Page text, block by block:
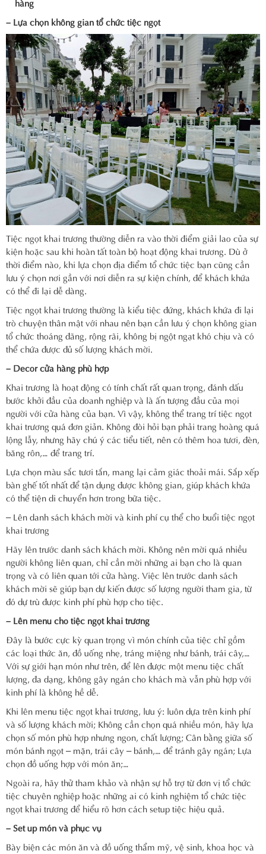
– Lựa chọn không gian tổ chức tiệc ngọt
Tiệc ngọt khai trương thường diễn ra vào thời điểm giải lao của sự
kiện hoặc sau khi hoàn tất toàn bộ hoạt động khai trương. Dù ở
thời điểm nào, khi lựa chọn địa điểm tổ chức tiệc bạn cũng cần
lưu ý chọn nơi gần với nơi diễn ra sự kiện chính, để khách khứa
có thể đi lại dễ dàng.
Tiệc ngọt khai trương thường là kiểu tiệc đứng, khách khứa đi lại
trò chuyện thân mật với nhau nên bạn cần lưu ý chọn không gian
tổ chức thoáng đãng, rộng rãi, không bị ngột ngạt khó chịu và có
thể chứa được đủ số lượng khách mời.
– Decor cửa hàng phù hợp
Khai trương là hoạt động có tính chất rất quan trọng, đánh dấu
bước khởi đầu của doanh nghiệp và là ấn tượng đầu của mọi
người với cửa hàng của bạn. Vì vậy, không thể trang trí tiệc ngọt
khai trương quá đơn giản. Không đòi hỏi bạn phải trang hoàng quá
lộng lẫy, nhưng hãy chú ý các tiểu tiết, nên có thêm hoa tươi, đèn,
băng rôn,… để trang trí.
Lựa chọn màu sắc tươi tắn, mang lại cảm giác thoải mái. Sắp xếp
bàn ghế tốt nhất để tận dụng được không gian, giúp khách khứa
có thể tiện di chuyển hơn trong bữa tiệc.
– Lên danh sách khách mời và kinh phí cụ thể cho buổi tiệc ngọt
khai trương
Hãy lên trước danh sách khách mời. Không nên mời quá nhiều
người không liên quan, chỉ cần mời những ai bạn cho là quan
trọng và có liên quan tới cửa hàng. Việc lên trước danh sách
khách mời sẽ giúp bạn dự kiến được số lượng người tham gia, từ
đó dự trù được kinh phí phù hợp cho tiệc.
– Lên menu cho tiệc ngọt khai trương
Đây là bước cực kỳ quan trọng vì món chính của tiệc chỉ gồm
các loại thức ăn, đồ uống nhẹ, tráng miệng như bánh, trái cây,…
Với sự giới hạn món như trên, để lên được một menu tiệc chất
lượng, đa dạng, không gây ngán cho khách mà vẫn phù hợp với
kinh phí là không hề dễ.
Khi lên menu tiệc ngọt khai trương, lưu ý: luôn dựa trên kinh phí
và số lượng khách mời; Không cần chọn quá nhiều món, hãy lựa
chọn số món phù hợp nhưng ngon, chất lượng; Cân bằng giữa số
món bánh ngọt – mặn, trái cây – bánh,… để tránh gây ngán; Lựa
chọn đồ uống hợp với món ăn;…
Ngoài ra, hãy thử tham khảo và nhận sự hỗ trợ từ đơn vị tổ chức
tiệc chuyên nghiệp hoặc những ai có kinh nghiệm tổ chức tiệc
ngọt khai trương để hiểu rõ hơn cách setup tiệc hiệu quả.
– Set up món và phục vụ
Bày biện các món ăn và đồ uống thẩm mỹ, vệ sinh, khoa học và